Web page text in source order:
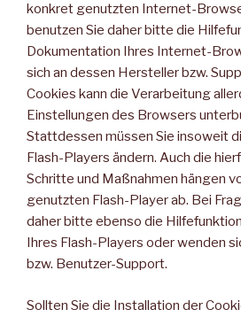
konkret genutzten Internet-
benutzen Sie daher bitte die
Dokumentation Ihres Internet-
sich an dessen Hersteller bzw.
Cookies kann die Verarbeitung
Einstellungen des Browsers
Stattdessen müssen Sie insoweit
Flash-Players ändern. Auch die
Schritte und Maßnahmen hängen
genutzten Flash-Player ab. Bei
daher bitte ebenso die
Ihres Flash-Players oder wenden
bzw. Benutzer-Support.
Sollten Sie die Installation der